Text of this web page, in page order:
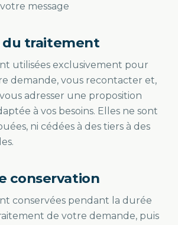
message
du traitement
utilisées exclusivement pour
demande, vous recontacter et,
adresser une proposition
à vos besoins. Elles ne sont
ni cédées à des tiers à des
conservation
conservées pendant la durée
de votre demande, puis